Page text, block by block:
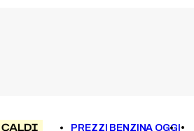
PREZZI BENZINA OGGI